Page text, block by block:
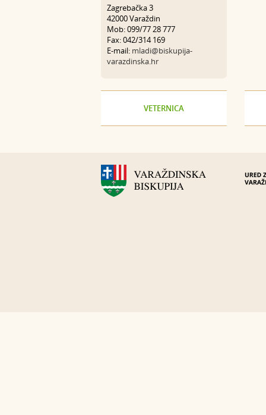
Zagrebačka 3
42000 Varaždin
Mob: 099/77 28 777
Fax: 042/314 169
E-mail: mladi@biskupija-
varazdinska.hr
VETERNICA